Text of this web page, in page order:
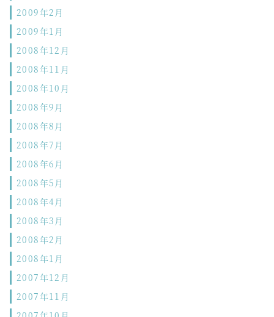
2009年2月
2009年1月
2008年12月
2008年11月
2008年10月
2008年9月
2008年8月
2008年7月
2008年6月
2008年5月
2008年4月
2008年3月
2008年2月
2008年1月
2007年12月
2007年11月